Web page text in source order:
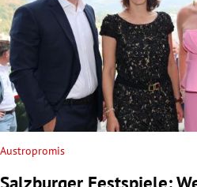
Untermenü
Untermenü
Untermenü
Untermenü
Austropromis